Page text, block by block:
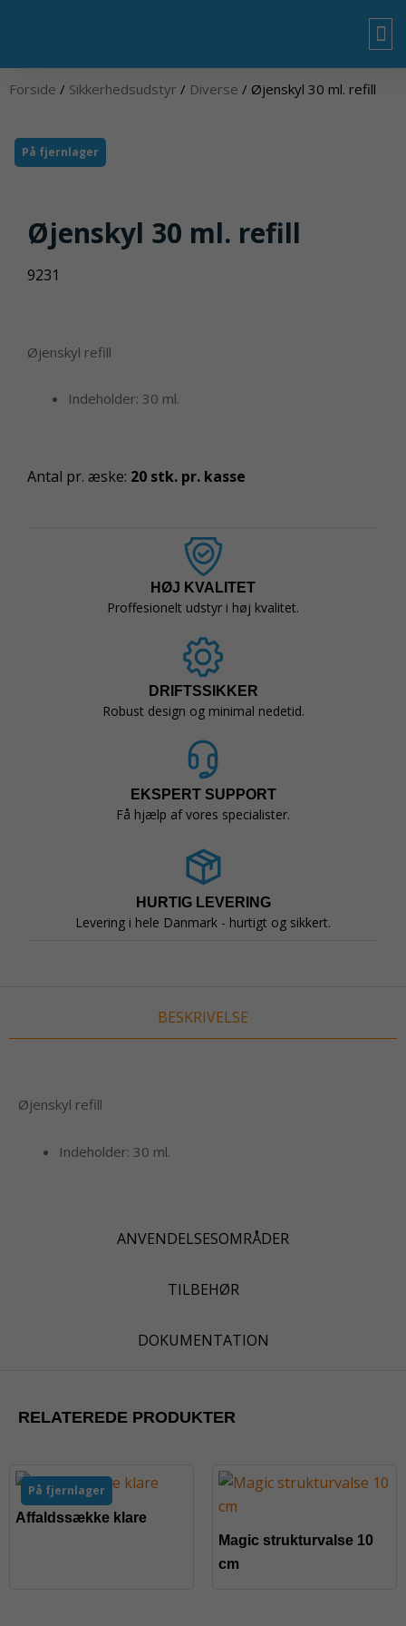
Forside / Sikkerhedsudstyr / Diverse / Øjenskyl 30 ml. refill
Øjenskyl 30 ml. refill
9231
Øjenskyl refill
Indeholder: 30 ml.
Antal pr. æske: 20 stk. pr. kasse
HØJ KVALITET
Proffesionelt udstyr i høj kvalitet.
DRIFTSSIKKER
Robust design og minimal nedetid.
EKSPERT SUPPORT
Få hjælp af vores specialister.
HURTIG LEVERING
Levering i hele Danmark - hurtigt og sikkert.
På fjernlager
BESKRIVELSE
ANVENDELSESOMRÅDER
TILBEHØR
DOKUMENTATION
Øjenskyl refill
Indeholder: 30 ml.
RELATEREDE PRODUKTER
På fjernlager
Affaldssække klare
Magic strukturvalse 10
cm